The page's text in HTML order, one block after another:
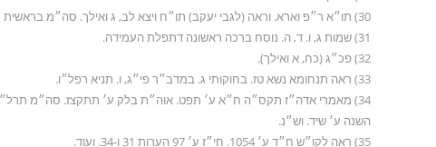
30) תו״א ר״פ וארא. וראה (לגבי יעקב) תו״ח ויצא לב, ג ואילך. סה״מ בראשית ח״ב ע׳ סב.
31) שמות ג, ו. ד, ה. נוסח ברכה ראשונה דתפלת העמידה.
32) פכ״ג (כח, א ואילך).
33) ראה תנחומא נשא טז. בחוקותי ג. במדב״ר פי״ג, ו. תניא רפל״ו.
34) מאמרי אדה״ז תקס״ה ח״א ע׳ תפט. אוה״ת בלק ע׳ תתקצז. סה״מ
השנה ע׳ שיד. וש״נ.
35) ראה לקו״ש ח״ד ע׳ 1054. חי״ז ע׳ 97 הערות 31 ו-34. ועוד.